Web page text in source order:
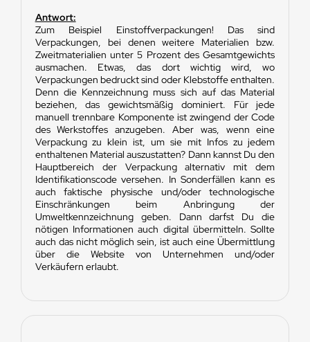
Antwort:
Zum Beispiel Einstoffverpackungen! Das sind
Verpackungen, bei denen weitere Materialien bzw.
Zweitmaterialien unter 5 Prozent des Gesamtgewichts
ausmachen. Etwas, das dort wichtig wird, wo
Verpackungen bedruckt sind oder Klebstoffe enthalten.
Denn die Kennzeichnung muss sich auf das Material
beziehen, das gewichtsmäßig dominiert. Für jede
manuell trennbare Komponente ist zwingend der Code
des Werkstoffes anzugeben. Aber was, wenn eine
Verpackung zu klein ist, um sie mit Infos zu jedem
enthaltenen Material auszustatten? Dann kannst Du den
Hauptbereich der Verpackung alternativ mit dem
Identifikationscode versehen. In Sonderfällen kann es
auch faktische physische und/oder technologische
Einschränkungen beim Anbringung der
Umweltkennzeichnung geben. Dann darfst Du die
nötigen Informationen auch digital übermitteln. Sollte
auch das nicht möglich sein, ist auch eine Übermittlung
über die Website von Unternehmen und/oder
Verkäufern erlaubt.